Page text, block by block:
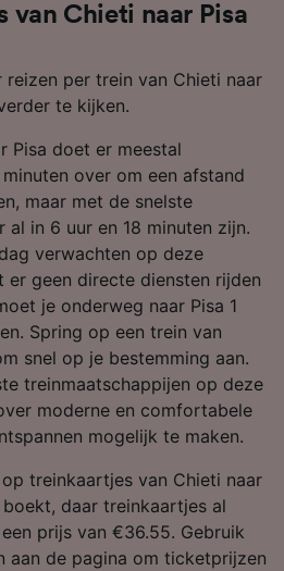
van Chieti naar Pisa
per trein van Chieti naar
te kijken.
Pisa doet er meestal
over om een afstand
maar met de snelste
al in 6 uur en 18 minuten zijn.
verwachten op deze
er geen directe diensten rijden
je onderweg naar Pisa 1
Spring op een trein van
snel op je bestemming aan.
treinmaatschappijen op deze
moderne en comfortabele
mogelijk te maken.
treinkaartjes van Chieti naar
daar treinkaartjes al
prijs van €36.55. Gebruik
aan de pagina om ticketprijzen